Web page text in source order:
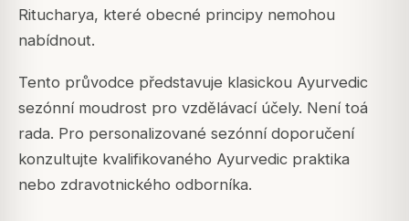
Ritucharya, které obecné principy nemohou
nabídnout.
Tento průvodce představuje klasickou Ayurvedic
sezónní moudrost pro vzdělávací účely. Není toá
rada. Pro personalizované sezónní doporučení
konzultujte kvalifikovaného Ayurvedic praktika
nebo zdravotnického odborníka.